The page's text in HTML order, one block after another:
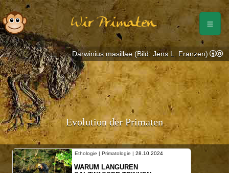
Wir Primaten
Evolution der Primaten
Ethologie | Primatologie | 28.10.2024
WARUM LANGUREN
Darwinius masillae (Bild: Jens L. Franzen)